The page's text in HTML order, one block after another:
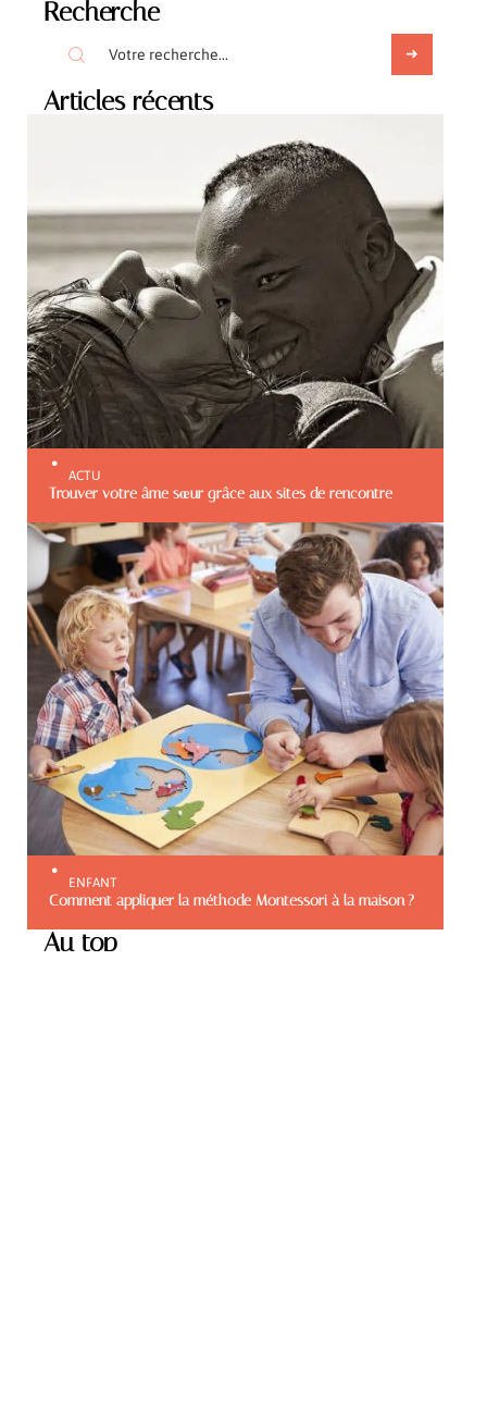
Recherche
Articles récents
ACTU
Trouver votre âme sœur grâce aux sites de rencontre
ENFANT
Comment appliquer la méthode Montessori à la maison ?
Au top